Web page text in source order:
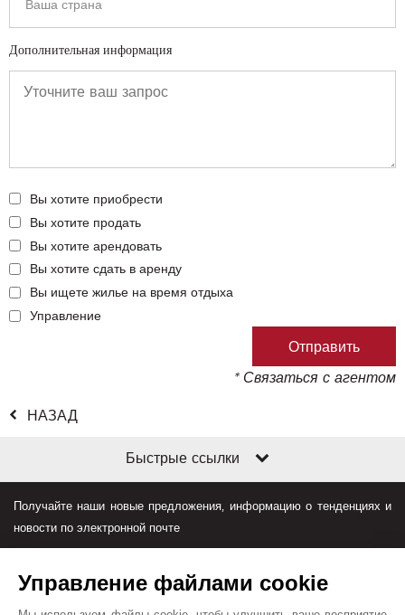
Дополнительная информация
Вы хотите приобрести
Вы хотите продать
Вы хотите арендовать
Вы хотите сдать в аренду
Вы ищете жилье на время отдыха
Управление
* Связаться с агентом
НАЗАД
Быстрые ссылки
Получайте наши новые предложения, информацию о тенденциях и
новости по электронной почте
Управление файлами cookie